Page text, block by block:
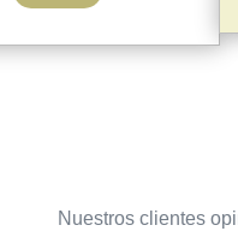
Nuestros clientes